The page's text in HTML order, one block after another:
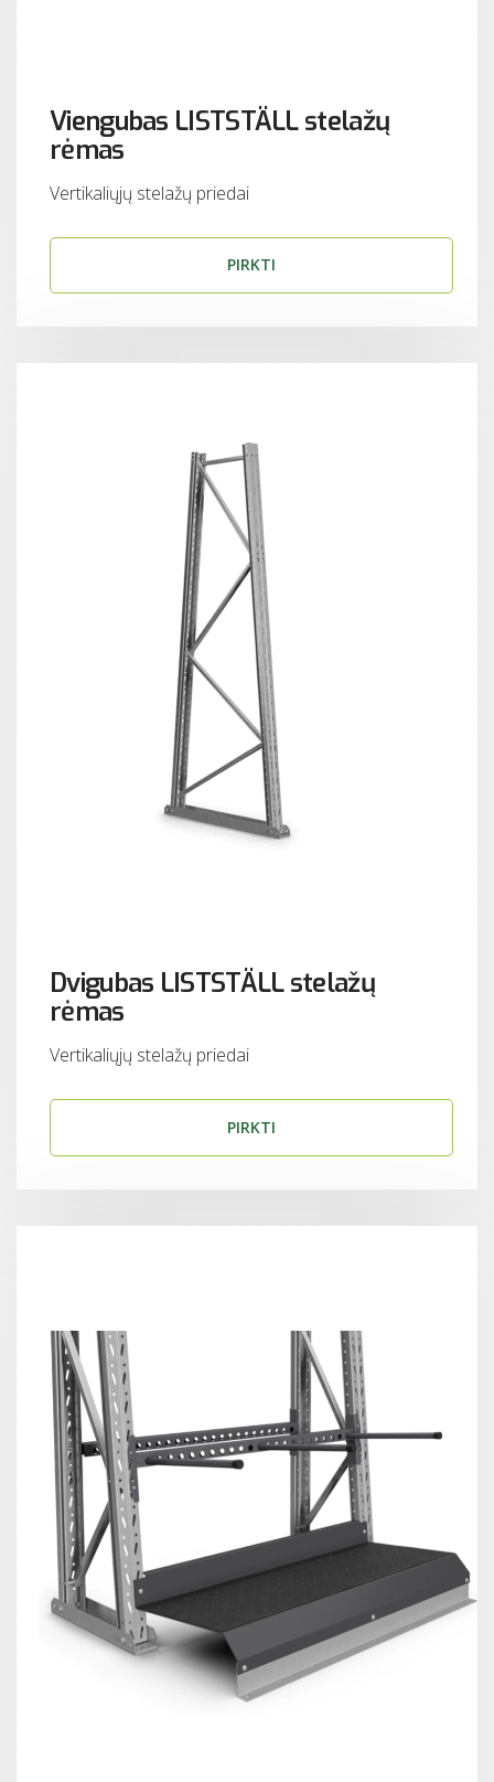
Viengubas LISTSTÄLL stelažų
rėmas
Vertikaliųjų stelažų priedai
PIRKTI
Dvigubas LISTSTÄLL stelažų
rėmas
Vertikaliųjų stelažų priedai
PIRKTI